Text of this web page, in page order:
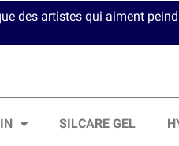
des artistes qui aiment
SILCARE GEL